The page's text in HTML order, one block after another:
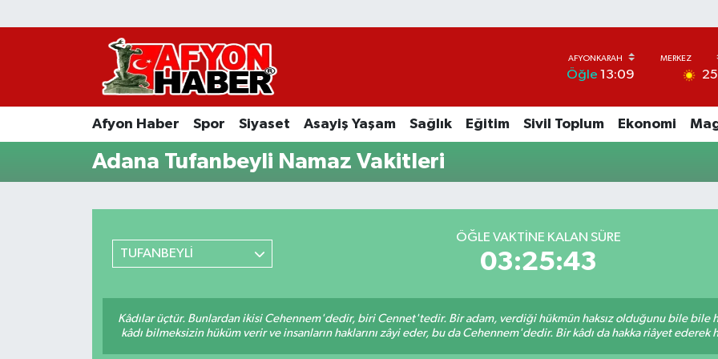
Öğle 13:09 25
Afyon Haber Spor Siyaset Asayiş Yaşam Sağlık Eğitim Sivil Toplum Ekonomi
Adana Tufanbeyli Namaz Vakitleri
TUFANBEYLİ
ÖĞLE VAKTINE KALAN SÜRE
03:25:43
Kâdılar üçtür. Bunlardan ikisi Cehennem'dedir, biri Cennet'tedir. Bir adam, verdiği hükmün haksız olduğunu bile bile
kâdı bilmeksizin hüküm verir ve insanların haklarını zâyi eder, bu da Cehennem'dedir. Bir kâdı da hakka riâyet
Afyon Haber
Spor
Asayiş Yaşam